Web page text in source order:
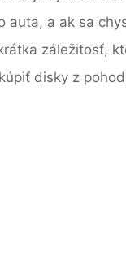
auta, a ak sa
záležitosť,
disky z